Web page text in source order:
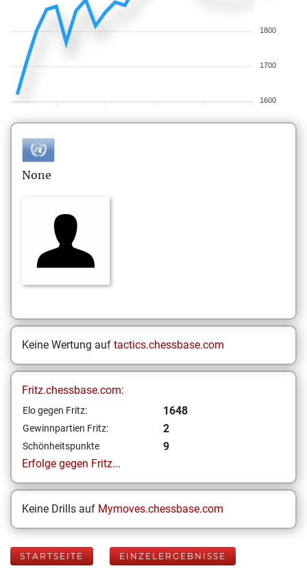
1800
1700
1600
None
Keine Wertung auf tactics.chessbase.com
Fritz.chessbase.com:
Elo gegen Fritz: 1648
Gewinnpartien Fritz: 2
Schönheitspunkte
9
Erfolge gegen Fritz...
Keine Drills auf Mymoves.chessbase.com
STARTSEITE EINZELERGEBNISSE